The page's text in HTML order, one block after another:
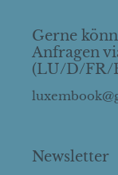
Gerne
Anfragen
(LU/D/FR/
Newsletter